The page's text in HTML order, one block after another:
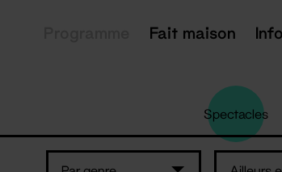
Fait maison
Spectacles